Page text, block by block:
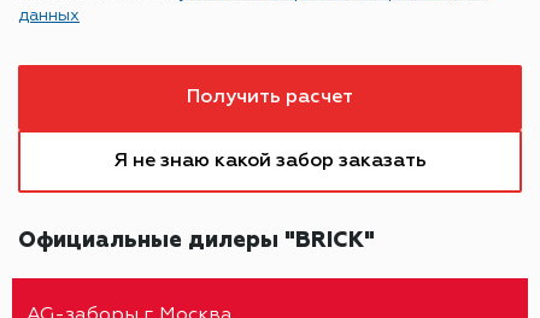
данных
Получить расчет
Я не знаю какой забор заказать
Официальные дилеры "BRICK"